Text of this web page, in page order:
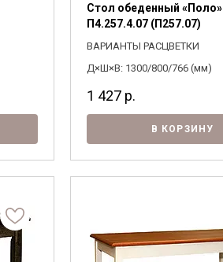
Стол обеденный «Поло»
П4.257.4.07 (П257.07)
ВАРИАНТЫ РАСЦВЕТКИ
Д×Ш×В: 1300/800/766 (мм)
1 427 р.
В КОРЗИНУ